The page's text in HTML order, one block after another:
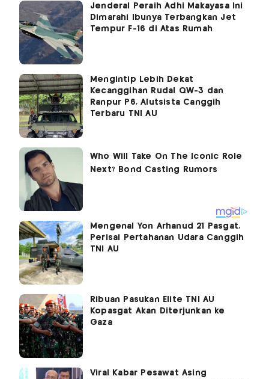
Jenderal Peraih Adhi Makayasa Ini
Dimarahi Ibunya Terbangkan Jet
Tempur F-16 di Atas Rumah
Mengintip Lebih Dekat
Kecanggihan Rudal QW-3 dan
Ranpur P6, Alutsista Canggih
Terbaru TNI AU
Mengenal Yon Arhanud 21 Pasgat,
Perisai Pertahanan Udara Canggih
TNI AU
Ribuan Pasukan Elite TNI AU
Kopasgat Akan Diterjunkan ke
Gaza
Viral Kabar Pesawat Asing